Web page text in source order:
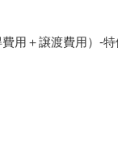
用＋譲渡費用）-